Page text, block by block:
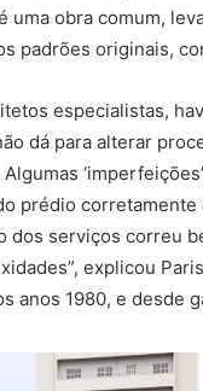
uma obra comum,
padrões originais,
especialistas,
dá para alterar
prédio
dos serviços correu
explicou
anos 1980, e